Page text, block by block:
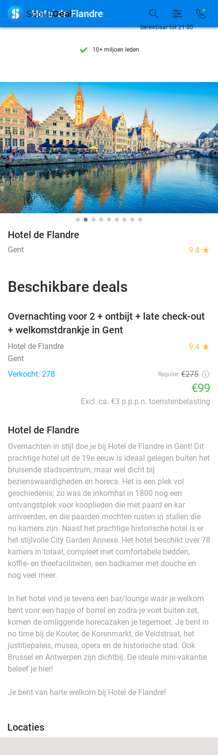
7 dagen per week beschikbaar
7 dagen per week beschikbaar
10+ miljoen leden
Bereikbaar tot 21:00
 Hotel de Flandre
Hotel de Flandre
Gent 9.4 star
Beschikbare deals
Overnachting voor 2 + ontbijt + late check-out
+ welkomstdrankje in Gent
Hotel de Flandre 9.4 star
Gent
Verkocht: 278
Regulier €275
€99
Excl. ca. €3 p.p.p.n. toeristenbelasting
Hotel de Flandre
Overnachten in stijl doe je bij Hotel de Flandre in Gent! Dit
prachtige hotel uit de 19e eeuw is ideaal gelegen buiten het
bruisende stadscentrum, maar wel dicht bij
bezienswaardigheden en horeca. Het is een plek vol
geschiedenis: zo was de inkomhal in 1800 nog een
ontvangstplek voor kooplieden die met paard en kar
arriveerden, en die paarden mochten rusten in stallen die
nu kamers zijn. Naast het prachtige historische hotel is er
het stijlvolle City Garden Annexe. Het hotel beschikt over 78
kamers in totaal, compleet met comfortabele bedden,
koffie- en theefaciliteiten, een badkamer met douche en
nog veel meer.
In het hotel vind je tevens een bar/lounge waar je welkom
bent voor een hapje of borrel en zodra je voet buiten zet,
komen de omliggende horecazaken je tegemoet. Je bent in
no time bij de Kouter, de Korenmarkt, de Veldstraat, het
justitiepaleis, musea, opera en de historische stad. Ook
Brussel en Antwerpen zijn dichtbij. De ideale mini-vakantie
beleef je hier!
Je bent van harte welkom bij Hotel de Flandre!
Locaties